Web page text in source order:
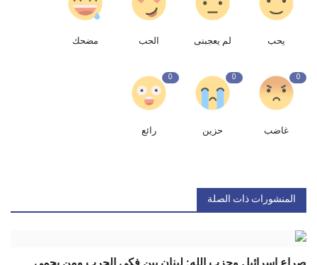
يحب لم يعجبنى الحب مضحك
0
غاضب
0
حزين
0
رائع
المنشورات ذات الصلة